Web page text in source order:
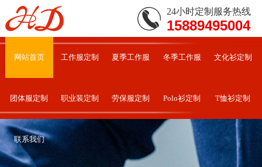
24小时定制服务热线
15889495004
网站首页 工作服定制 夏季工作服 冬季工作服 文化衫定制
团体服定制 职业装定制 劳保服定制 Polo衫定制 T恤衫定制
联系我们